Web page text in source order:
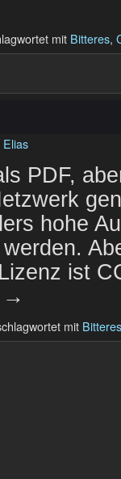
mit Bitteres,
Elias
PDF,
hohe
ist
→
mit Bitteres